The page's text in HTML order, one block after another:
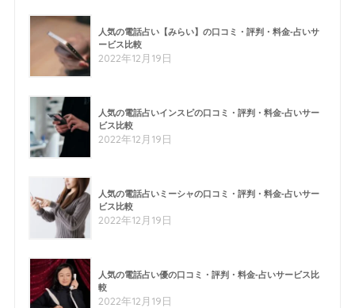
人気の電話占い【みらい】の口コミ・評判・料金-占いサ
ービス比較
2022年12月19日
人気の電話占いインスピの口コミ・評判・料金-占いサー
ビス比較
2022年12月19日
人気の電話占いミーシャの口コミ・評判・料金-占いサー
ビス比較
2022年12月19日
人気の電話占い優の口コミ・評判・料金-占いサービス比
較
2022年12月19日